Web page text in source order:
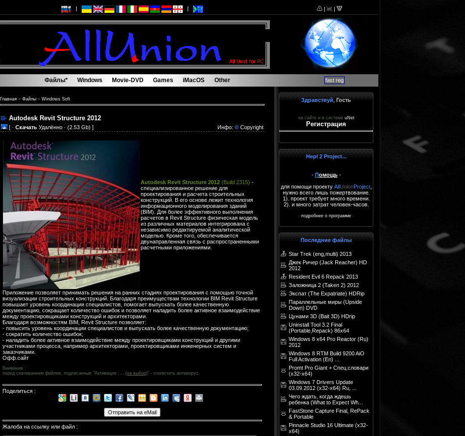
| |
Файлы*
Windows
Movie-DVD
Games
iMacOS
Other
fast reg
Главная » Файлы » Windows Soft
Autodesk Revit Structure 2012
[ · Скачать Удалённо · (2.53 Gb) ] Инфо: © Copyright
Autodesk Revit Structure 2012 (Build 2315) -
специализированное решение для
проектирования и расчета строительных
конструкций. В его основе лежит технология
информационного моделирования зданий
(BIM). Для более эффективного выполнения
расчетов в Revit Structure физическая модель
из различных материалов интегрирована с
независимо редактируемой аналитической
моделью. Кроме того, обеспечивается
двунаправленная связь с распространенными
расчетными приложениями.
Приложение позволяет принимать решения на ранних стадиях проектирования с помощью точной
визуализации строительных конструкций. Благодаря преимуществам технологии BIM Revit Structure
повышает уровень координации специалистов, помогает выпускать более качественную
документацию, сокращает количество ошибок и позволяет наладить более активное взаимодействие
между проектировщиками конструкций и архитекторами.
Благодаря возможностям BIM, Revit Structure позволяет:
- повысить уровень координации специалистов и выпускать более качественную документацию;
- сократить количество ошибок;
- наладить более активное взаимодействие между проектировщиками конструкций и другими
участниками процесса, например архитекторами, проектировщиками инженерных систем и
заказчиками.
Офф. сайт
Внимание :
перед скачиванием файлов, подписанных "Активация : .. (на выбор)" - отключить антивирус.
Поделиться :
Жалоба на ссылку или файл :
Здравствуй,Гость
на сайте и в системе uNet
Регистрация
Hepl 2 Project...
- Помощь-
для помощи проекту AllUnionProject,
нужно всего лишь пожертвование.
1). проект требует много времени.
2). и много затрат человек-часов.
- подробнее о программе -
Последние файлы
Star Trek (eng,multi) 2013
Джек Ричер (Jack Reacher) HD
2012
Resident Evil 6 Repack 2013
Заложница 2 (Taken 2) 2012
Экспат (The Expatriate) HDRip
Параллельные миры (Upside
Down) DVD
Цунами 3D (Bait 3D) HDrip
Uninstall Tool 3.2 Final
(Portable,Repack) 86x64
Windows 8 x64 Pro Reactor (Ru)
2012
Windows 8 RTM Build 9200 AiO
Full Activation (En) ...
Promt Pro Giant + Спец.словари
(x32-х64)
Windows 7 Drivers Update
03.09.2012 (x32-x64) Ru, ...
Чего ждать, когда ждешь
ребенка (What to Expect Wh...
FastStone Capture Final, RePack
& Portable
Pinnacle Studio 16 Ultimate (x32-
х64)